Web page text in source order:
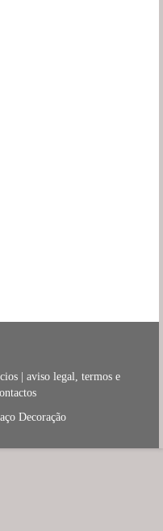
| aviso legal, termos e
Decoração